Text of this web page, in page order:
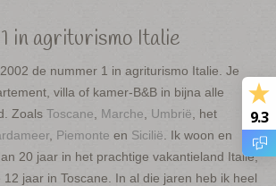
in agriturismo Italie
de nummer 1 in agriturismo Italie. Je
villa of kamer-B&B in bijna alle
Zoals Toscane Marche Umbrië , het
Piemonte en Sicilië . Ik woon en
20 jaar in het prachtige vakantieland Italië,
jaar in Toscane. In al die jaren heb ik heel
9.3